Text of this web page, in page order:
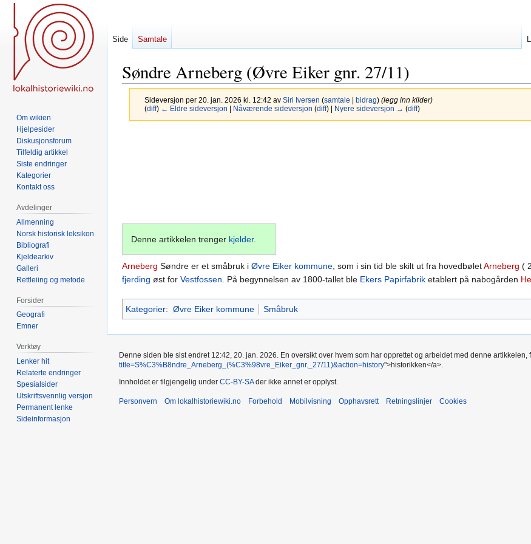
Søndre Arneberg (Øvre Eiker gnr. 27/11)
Sideversjon per 20. jan. 2026 kl. 12:42 av Siri Iversen (samtale bidrag) (legg inn kilder)
(diff) ← Eldre sideversjon Nåværende sideversjon (diff) | Nyere sideversjon → (diff)
Denne artikkelen trenger kjelder.
Arneberg Søndre er et småbruk i Øvre Eiker kommune , som i sin tid ble skilt ut fra hovedbøletArneberg (
fjerding øst for Vestfossen . På begynnelsen av 1800-tallet ble Ekers Papirfabrik etablert på nabogården
Kategorier: Øvre Eiker kommune Småbruk
Side Samtale
Om wikien
Hjelpesider
Diskusjonsforum
Tilfeldig artikkel
Siste endringer
Kategorier
Kontakt oss
Avdelinger
Allmenning
Norsk historisk leksikon
Bibliografi
Kjeldearkiv
Galleri
Rettleiing og metode
Forsider
Geografi
Emner
Verktøy
Lenker hit
Relaterte endringer
Spesialsider
Utskriftsvennlig versjon
Permanent lenke
Sideinformasjon
Denne siden ble sist endret 12:42, 20. jan. 2026. En oversikt over hvem som har opprettet og arbeidet med denne artikkelen,
title=S%C3%B8ndre_Arneberg_(%C3%98vre_Eiker_gnr._27/11)&action=history">historikken</a>.
Innholdet er tilgjengelig under CC-BY-SAder ikke annet er opplyst.
Personvern Om lokalhistoriewiki.no Forbehold Mobilvisning Opphavsrett Retningslinjer Cookies